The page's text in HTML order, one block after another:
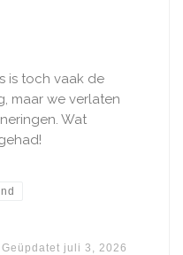
is toch vaak de
maar we verlaten
Wat
Geüpdatet juli 3, 2026